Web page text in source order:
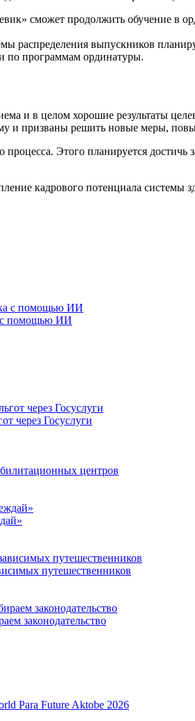
сможет продолжить обучение в
распределения выпускников
по программам ординатуры.
и в целом хорошие результаты
и призваны решить новые меры,
Этого планируется достичь
кадрового потенциала системы
с помощью ИИ
через Госуслуги
центров
путешественников
законодательство